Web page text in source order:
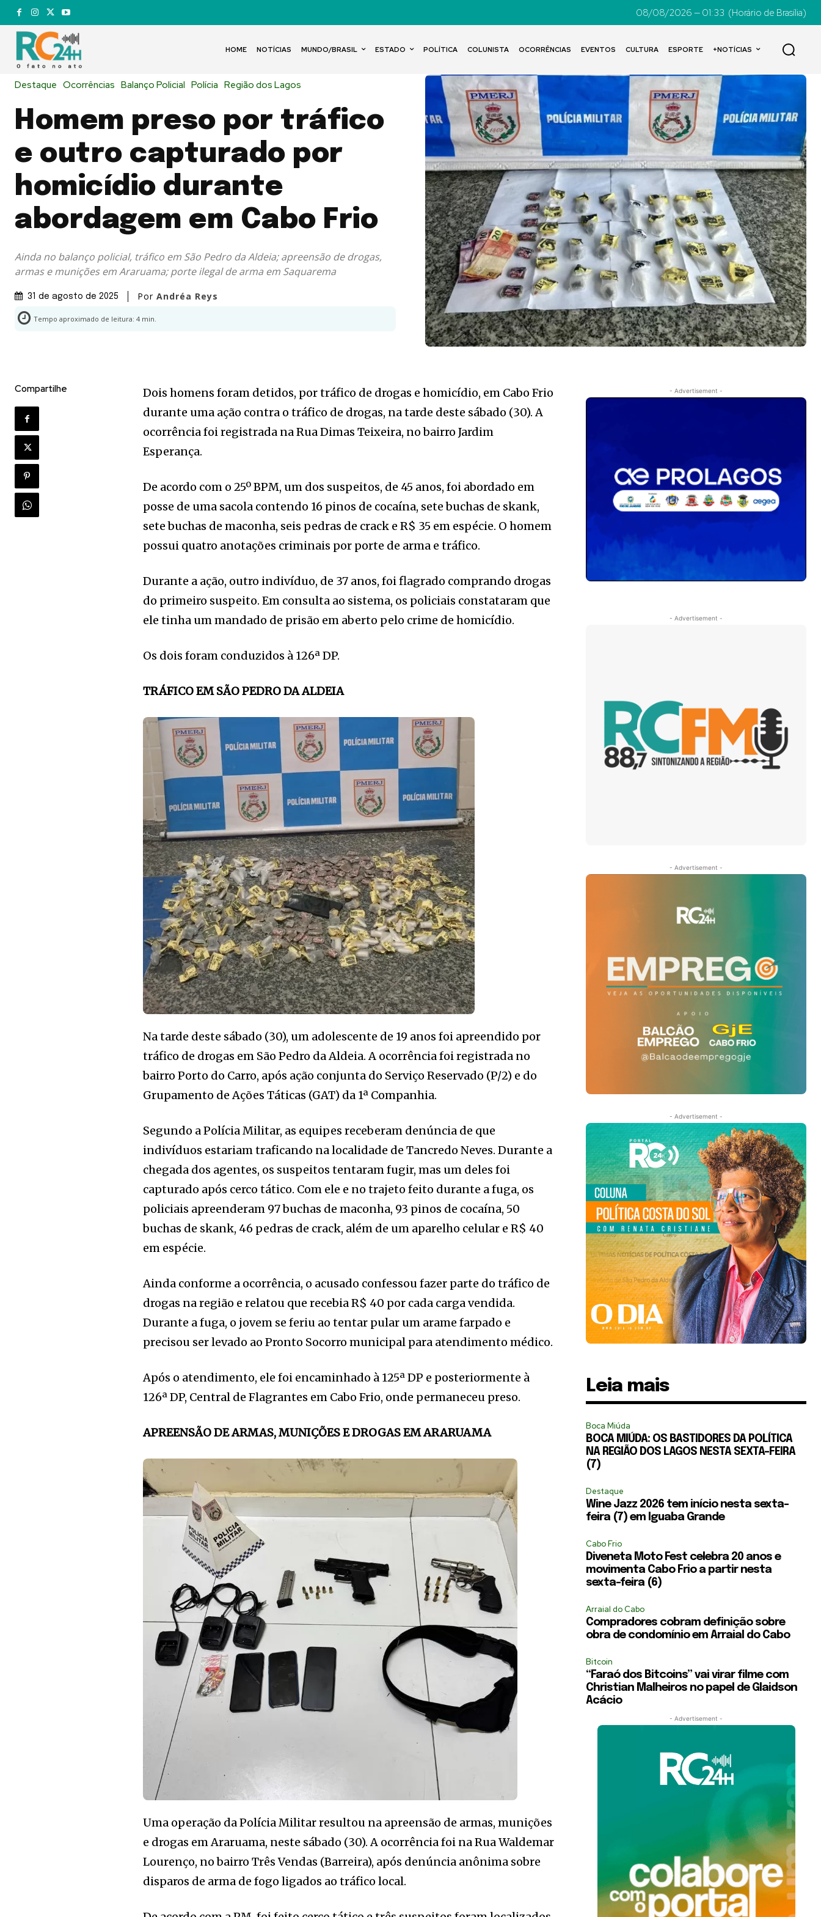
08/08/2026 — 01:33 (Horário de Brasília)
HOME NOTÍCIAS MUNDO/BRASIL ESTADO POLÍTICA COLUNISTA OCORRÊNCIAS EVENTOS CULTURA ESPORTE +NOTÍCIAS
Destaque Ocorrências Balanço Policial Polícia Região dos Lagos
Homem preso por tráfico
e outro capturado por
homicídio durante
abordagem em Cabo Frio
Ainda no balanço policial, tráfico em São Pedro da Aldeia; apreensão de drogas,
armas e munições em Araruama; porte ilegal de arma em Saquarema
31 de agosto de 2025 Por Andréa Reys
Tempo aproximado de leitura: 4 min.
Compartilhe
Dois homens foram detidos, por tráfico de drogas e homicídio, em Cabo Frio
durante uma ação contra o tráfico de drogas, na tarde deste sábado (30). A
ocorrência foi registrada na Rua Dimas Teixeira, no bairro Jardim
Esperança.
De acordo com o 25º BPM, um dos suspeitos, de 45 anos, foi abordado em
posse de uma sacola contendo 16 pinos de cocaína, sete buchas de skank,
sete buchas de maconha, seis pedras de crack e R$ 35 em espécie. O homem
possui quatro anotações criminais por porte de arma e tráfico.
Durante a ação, outro indivíduo, de 37 anos, foi flagrado comprando drogas
do primeiro suspeito. Em consulta ao sistema, os policiais constataram que
ele tinha um mandado de prisão em aberto pelo crime de homicídio.
Os dois foram conduzidos à 126ª DP.
TRÁFICO EM SÃO PEDRO DA ALDEIA
Na tarde deste sábado (30), um adolescente de 19 anos foi apreendido por
tráfico de drogas em São Pedro da Aldeia. A ocorrência foi registrada no
bairro Porto do Carro, após ação conjunta do Serviço Reservado (P/2) e do
Grupamento de Ações Táticas (GAT) da 1ª Companhia.
Segundo a Polícia Militar, as equipes receberam denúncia de que
indivíduos estariam traficando na localidade de Tancredo Neves. Durante a
chegada dos agentes, os suspeitos tentaram fugir, mas um deles foi
capturado após cerco tático. Com ele e no trajeto feito durante a fuga, os
policiais apreenderam 97 buchas de maconha, 93 pinos de cocaína, 50
buchas de skank, 46 pedras de crack, além de um aparelho celular e R$ 40
em espécie.
Ainda conforme a ocorrência, o acusado confessou fazer parte do tráfico de
drogas na região e relatou que recebia R$ 40 por cada carga vendida.
Durante a fuga, o jovem se feriu ao tentar pular um arame farpado e
precisou ser levado ao Pronto Socorro municipal para atendimento médico.
Após o atendimento, ele foi encaminhado à 125ª DP e posteriormente à
126ª DP, Central de Flagrantes em Cabo Frio, onde permaneceu preso.
APREENSÃO DE ARMAS, MUNIÇÕES E DROGAS EM ARARUAMA
Uma operação da Polícia Militar resultou na apreensão de armas, munições
e drogas em Araruama, neste sábado (30). A ocorrência foi na Rua Waldemar
Lourenço, no bairro Três Vendas (Barreira), após denúncia anônima sobre
disparos de arma de fogo ligados ao tráfico local.
- Advertisement -
- Advertisement -
- Advertisement -
- Advertisement -
Leia mais
Boca Miúda
BOCA MIÚDA: OS BASTIDORES DA POLÍTICA
NA REGIÃO DOS LAGOS NESTA SEXTA-FEIRA
(7)
Destaque
Wine Jazz 2026 tem início nesta sexta-
feira (7) em Iguaba Grande
Cabo Frio
Diveneta Moto Fest celebra 20 anos e
movimenta Cabo Frio a partir nesta
sexta-feira (6)
Arraial do Cabo
Compradores cobram definição sobre
obra de condomínio em Arraial do Cabo
Bitcoin
“Faraó dos Bitcoins” vai virar filme com
Christian Malheiros no papel de Glaidson
Acácio
- Advertisement -